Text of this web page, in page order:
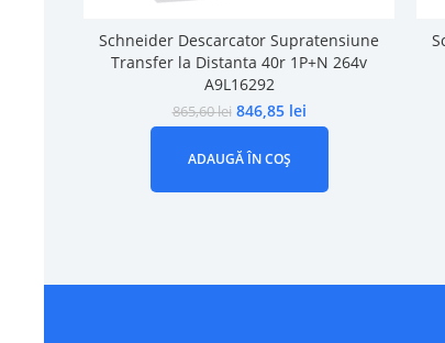
Schneider Descarcator Supratensiune
Transfer la Distanta 40r 1P+N 264v
A9L16292
865,60lei 846,85 lei
ADAUGĂ ÎN COȘ